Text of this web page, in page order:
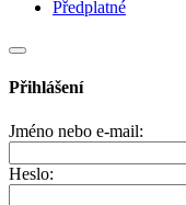
Předplatné
Přihlášení
Jméno nebo e-mail:
Heslo: